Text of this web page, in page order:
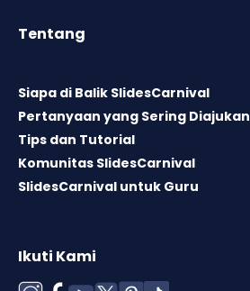
Tentang
Siapa di Balik SlidesCarnival
Pertanyaan yang Sering Diajukan
Tips dan Tutorial
Komunitas SlidesCarnival
SlidesCarnival untuk Guru
Ikuti Kami